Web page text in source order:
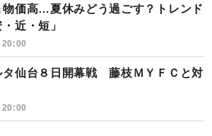
物価高…夏休みどう過ごす？トレンド
近・短」
タ仙台８日開幕戦 藤枝ＭＹＦＣと対